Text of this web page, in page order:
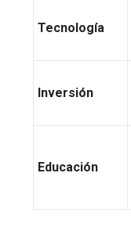
Tecnología
Inversión
Educación